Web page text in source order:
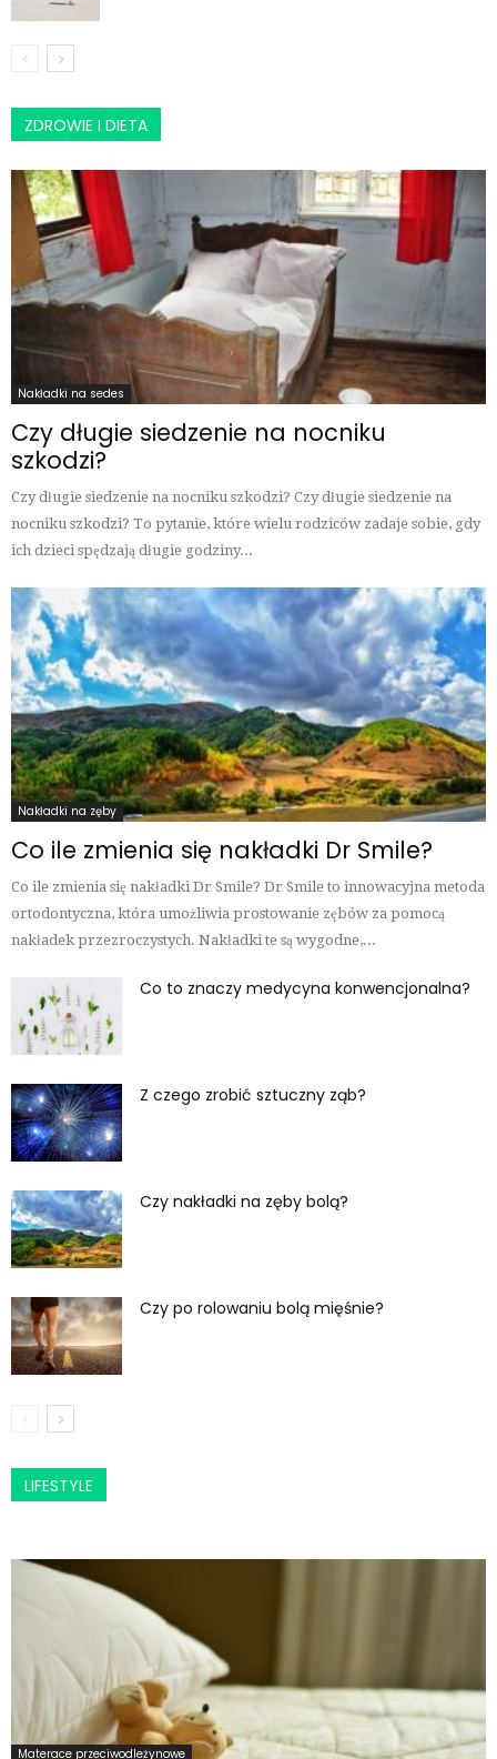
ZDROWIE I DIETA
Nakładki na sedes
Czy długie siedzenie na nocniku
szkodzi?
Czy długie siedzenie na nocniku szkodzi? Czy długie siedzenie na
nocniku szkodzi? To pytanie, które wielu rodziców zadaje sobie, gdy
ich dzieci spędzają długie godziny...
Nakładki na zęby
Co ile zmienia się nakładki Dr Smile?
Co ile zmienia się nakładki Dr Smile? Dr Smile to innowacyjna metoda
ortodontyczna, która umożliwia prostowanie zębów za pomocą
nakładek przezroczystych. Nakładki te są wygodne,...
Co to znaczy medycyna konwencjonalna?
Z czego zrobić sztuczny ząb?
Czy nakładki na zęby bolą?
Czy po rolowaniu bolą mięśnie?
LIFESTYLE
Materace przeciwodleżynowe